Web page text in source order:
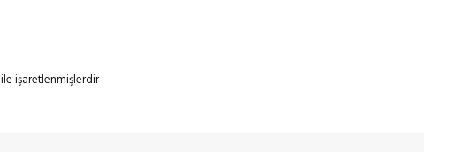
ile işaretlenmişlerdir